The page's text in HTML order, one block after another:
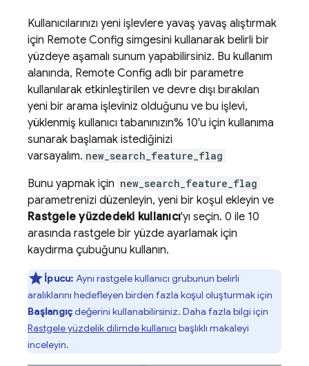
Kullanıcılarınızı yeni işlevlere yavaş yavaş alıştırmak
için Remote Config simgesini kullanarak belirli bir
yüzdeye aşamalı sunum yapabilirsiniz. Bu kullanım
alanında, Remote Config adlı bir parametre
kullanılarak etkinleştirilen ve devre dışı bırakılan
yeni bir arama işleviniz olduğunu ve bu işlevi,
yüklenmiş kullanıcı tabanınızın% 10'u için kullanıma
sunarak başlamak istediğinizi
varsayalım. new_search_feature_flag
Bunu yapmak için new_search_feature_flag
parametrenizi düzenleyin, yeni bir koşul ekleyin ve
Rastgele yüzdedeki kullanıcı'yı seçin. 0 ile 10
arasında rastgele bir yüzde ayarlamak için
kaydırma çubuğunu kullanın.
İpucu: Aynı rastgele kullanıcı grubunun belirli
aralıklarını hedefleyen birden fazla koşul oluşturmak için
Başlangıçdeğerini kullanabilirsiniz. Daha fazla bilgi için
Rastgele yüzdelik dilimde kullanıcı başlıklı makaleyi
inceleyin.